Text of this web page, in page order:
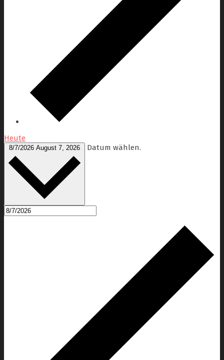
Heute
8/7/2026 August 7, 2026 Datum wählen.